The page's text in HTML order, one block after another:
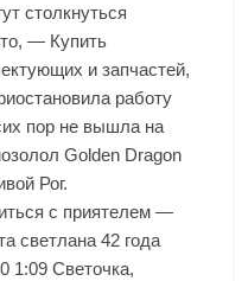
столкнуться
— Купить
и запчастей,
работу
пор не вышла на
Golden Dragon
Рог.
с приятелем —
светлана 42 года
1:09 Светочка,